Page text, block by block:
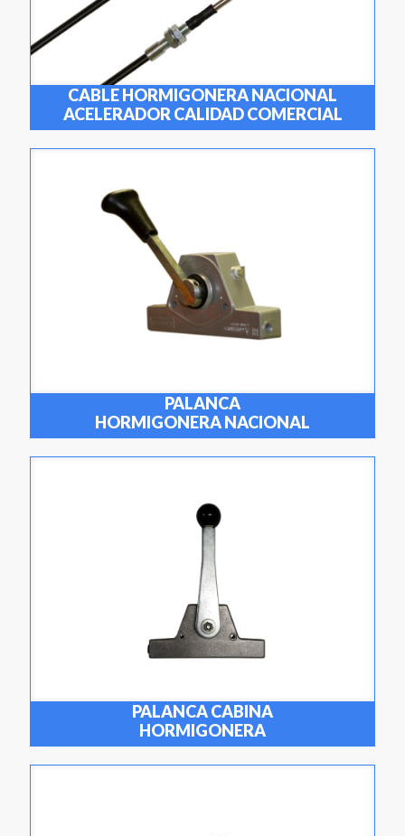
CABLE HORMIGONERA NACIONAL
ACELERADOR CALIDAD COMERCIAL
PALANCA
HORMIGONERA NACIONAL
PALANCA CABINA
HORMIGONERA